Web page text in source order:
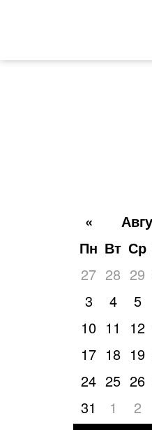
«
Пн Вт Ср
27 28 29
3
4 5
10 11 12
17 18 19
24 25 26
31
1 2